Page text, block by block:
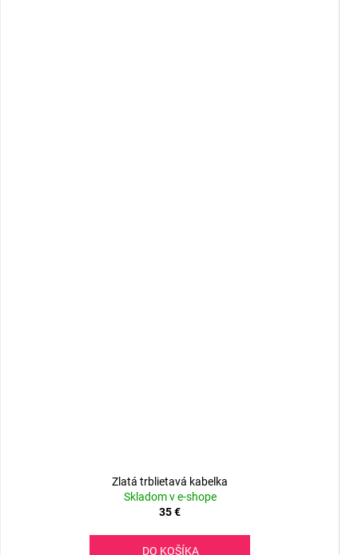
Zlatá trblietavá kabelka
Skladom v e-shope
35 €
DO KOŠÍKA